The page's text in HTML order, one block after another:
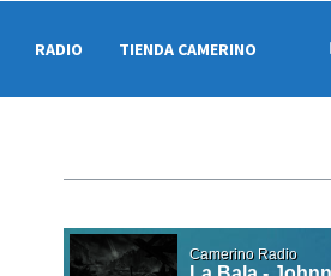
RADIO TIENDA CAMERINO